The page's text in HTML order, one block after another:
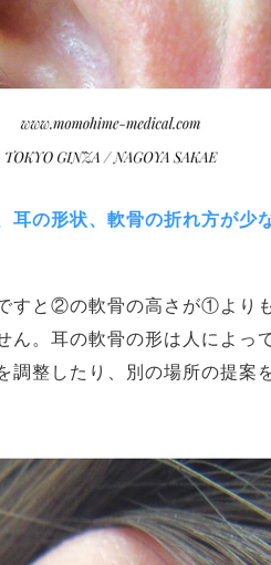
耳の形状、軟骨の折れ方が少
すと②の軟骨の高さが①より
ん。耳の軟骨の形は人によっ
調整したり、別の場所の提案